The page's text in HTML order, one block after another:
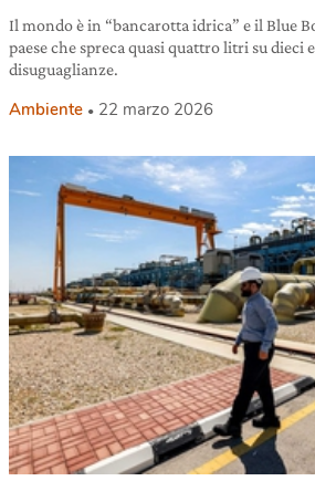
Il mondo è in “bancarotta idrica” e il Blue
paese che spreca quasi quattro litri su dieci
disuguaglianze.
Ambiente 22 marzo 2026